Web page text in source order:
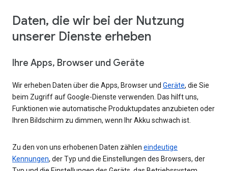
Daten, die wir bei der Nutzung
unserer Dienste erheben
Ihre Apps, Browser und Geräte
Wir erheben Daten über die Apps, Browser und Geräte, die Sie
beim Zugriff auf Google-Dienste verwenden. Das hilft uns,
Funktionen wie automatische Produktupdates anzubieten oder
Ihren Bildschirm zu dimmen, wenn Ihr Akku schwach ist.
Zu den von uns erhobenen Daten zählen eindeutige
Kennungen, der Typ und die Einstellungen des Browsers, der